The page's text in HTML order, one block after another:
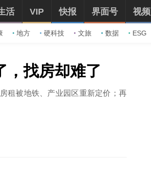
地方 硬科技 文旅 数据 ESG
活 VIP 快报 界面号 视频
，找房却难了
租被地铁、产业园区重新定价；再